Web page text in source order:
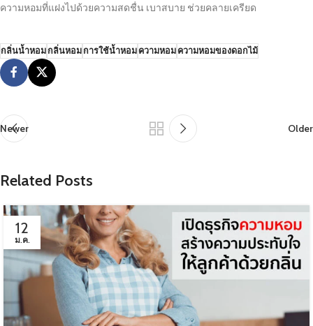
ความหอมที่แฝงไปด้วยความสดชื่น เบาสบาย ช่วยคลายเครียด
กลิ่นน้ำหอมกลิ่นหอมการใช้น้ำหอมความหอมความหอมของดอกไม้
Newer Older
Related Posts
12
ม.ค.